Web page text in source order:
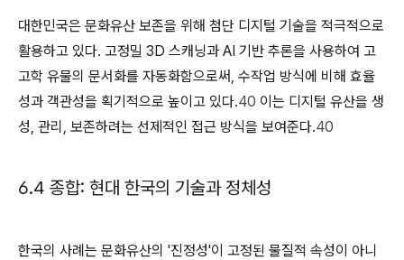
대한민국은 문화유산 보존을 위해 첨단 디지털 기술을 적극적으로
활용하고 있다. 고정밀 3D 스캐닝과 AI 기반 추론을 사용하여 고
고학 유물의 문서화를 자동화함으로써, 수작업 방식에 비해 효율
성과 객관성을 획기적으로 높이고 있다.40 이는 디지털 유산을 생
성, 관리, 보존하려는 선제적인 접근 방식을 보여준다.40
6.4 종합: 현대 한국의 기술과 정체성
한국의 사례는 문화유산의 '진정성'이 고정된 물질적 속성이 아니